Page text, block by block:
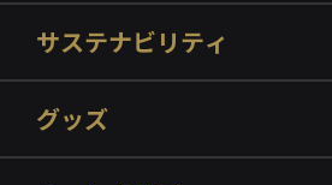
サステナビリティ
グッズ